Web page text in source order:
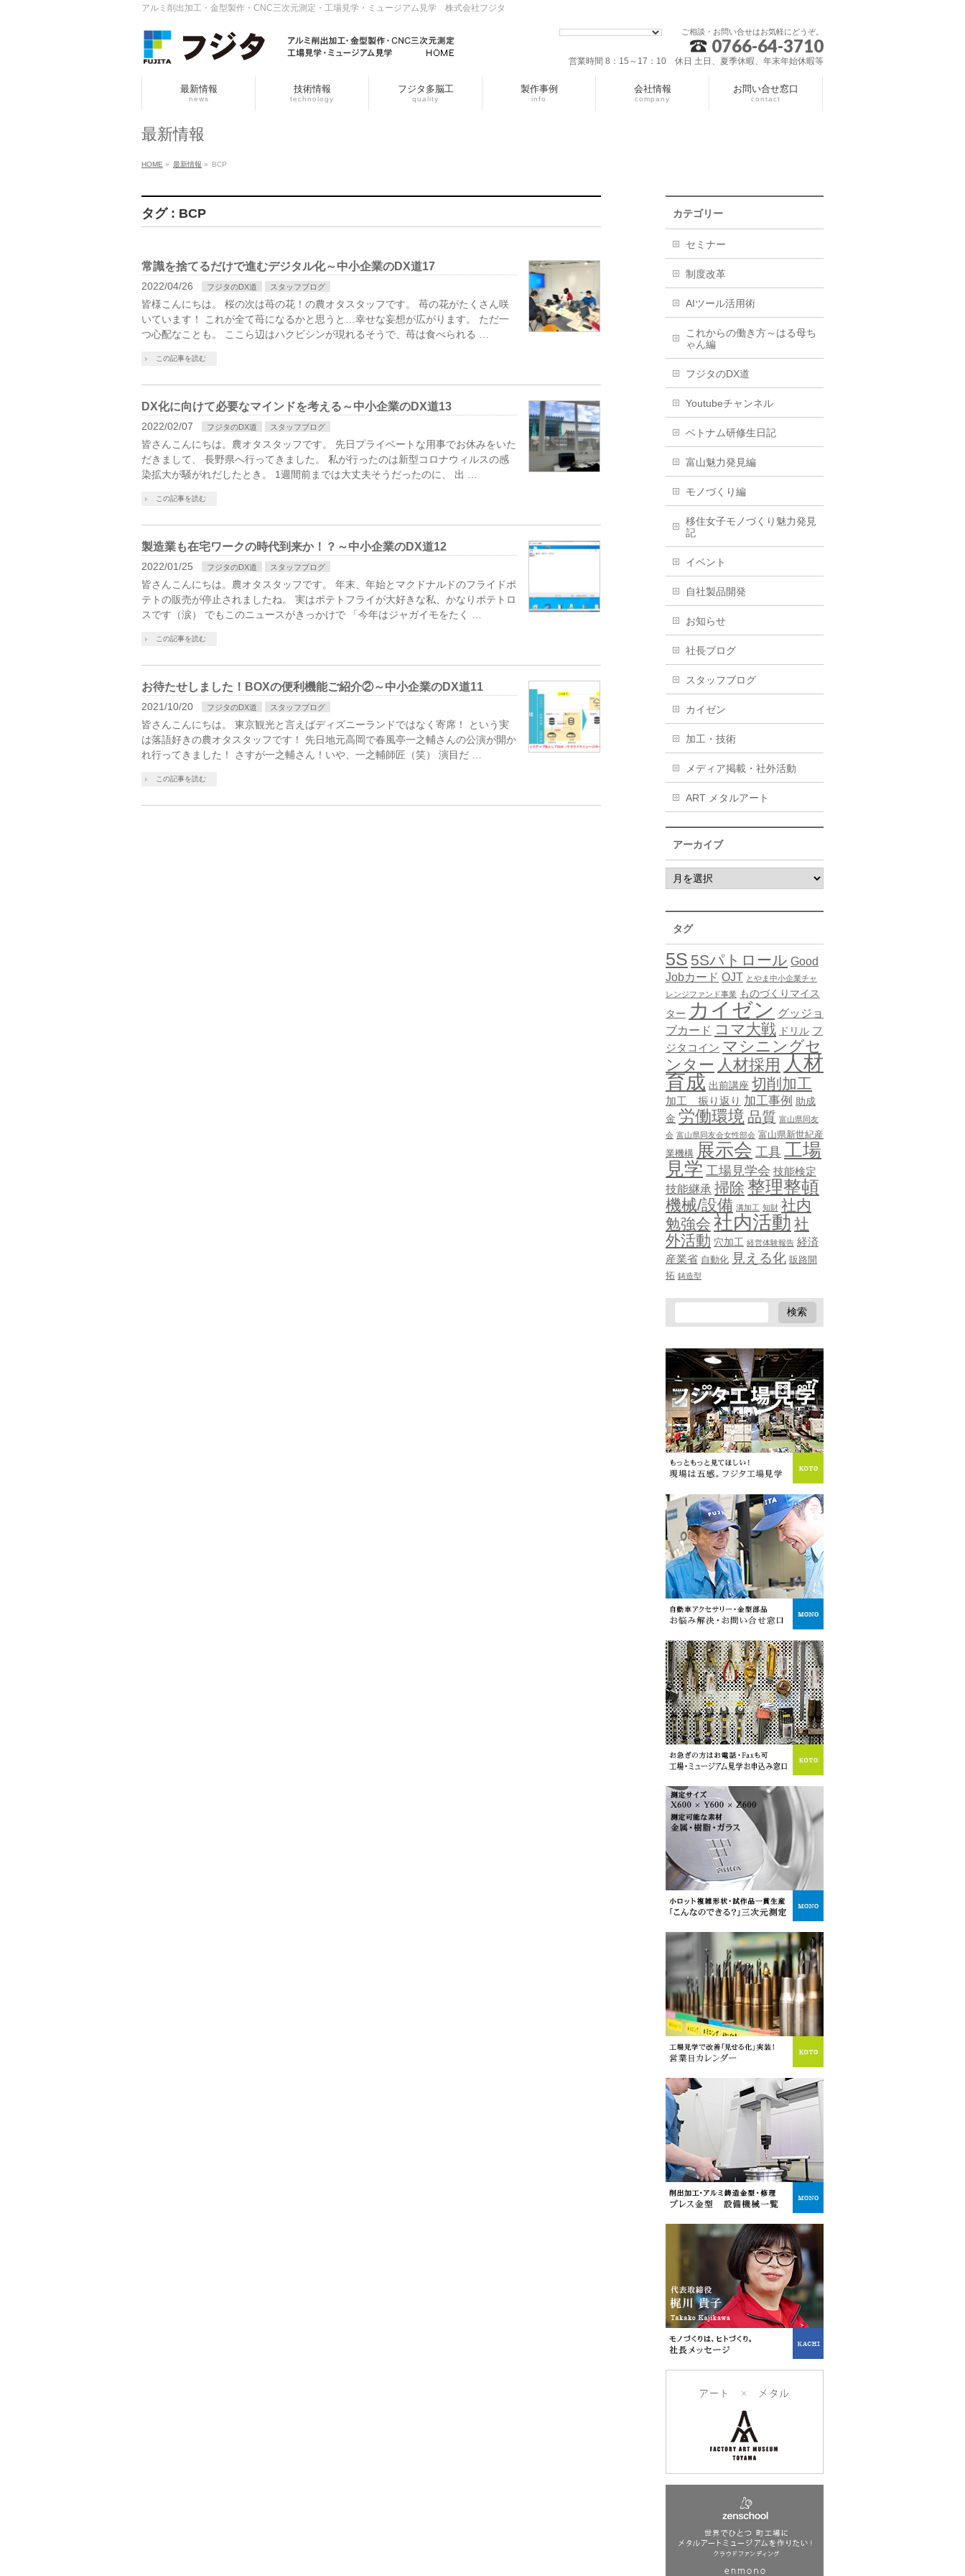
アルミ削出加工・金型製作・CNC三次元測定・工場見学・ミュージアム見学 株式会社フジタ
ご相談・お問い合せはお気軽にどうぞ。
0766-64-3710
営業時間 8：15～17：10 休日 土日、夏季休暇、年末年始休暇等
最新情報
news
技術情報
technology
フジタ多脳工
quality
製作事例
info
会社情報
company
お問い合せ窓口
contact
最新情報
HOME » 最新情報 » BCP
タグ : BCP
常識を捨てるだけで進むデジタル化～中小企業のDX道17
2022/04/26 フジタのDX道 スタッフブログ
皆様こんにちは。 桜の次は苺の花！の農オタスタッフです。 苺の花がたくさん咲
いています！ これが全て苺になるかと思うと…幸せな妄想が広がります。 ただ一
つ心配なことも。 ここら辺はハクビシンが現れるそうで、苺は食べられる …
この記事を読む
DX化に向けて必要なマインドを考える～中小企業のDX道13
2022/02/07 フジタのDX道 スタッフブログ
皆さんこんにちは。農オタスタッフです。 先日プライベートな用事でお休みをいた
だきまして、 長野県へ行ってきました。 私が行ったのは新型コロナウィルスの感
染拡大が騒がれだしたとき。 1週間前までは大丈夫そうだったのに、 出 …
この記事を読む
製造業も在宅ワークの時代到来か！？～中小企業のDX道12
2022/01/25 フジタのDX道 スタッフブログ
皆さんこんにちは。農オタスタッフです。 年末、年始とマクドナルドのフライドポ
テトの販売が停止されましたね。 実はポテトフライが大好きな私、かなりポテトロ
スです（涙） でもこのニュースがきっかけで 「今年はジャガイモをたく …
この記事を読む
お待たせしました！BOXの便利機能ご紹介②～中小企業のDX道11
2021/10/20 フジタのDX道 スタッフブログ
皆さんこんにちは。 東京観光と言えばディズニーランドではなく寄席！ という実
は落語好きの農オタスタッフです！ 先日地元高岡で春風亭一之輔さんの公演が開か
れ行ってきました！ さすが一之輔さん！いや、一之輔師匠（笑） 演目だ …
この記事を読む
カテゴリー
セミナー
制度改革
AIツール活用術
これからの働き方～はる母ち
ゃん編
フジタのDX道
Youtubeチャンネル
ベトナム研修生日記
富山魅力発見編
モノづくり編
移住女子モノづくり魅力発見
記
イベント
自社製品開発
お知らせ
社長ブログ
スタッフブログ
カイゼン
加工・技術
メディア掲載・社外活動
ART メタルアート
アーカイブ
タグ
5S 5Sパトロール Good
Jobカード OJT とやま中小企業チャ
レンジファンド事業 ものづくりマイス
ター カイゼン グッジョ
ブカード コマ大戦 ドリル フ
ジタコイン マシニングセ
ンター 人材採用 人材
育成 出前講座 切削加工
加工 振り返り 加工事例 助成
金 労働環境 品質 富山県同友
会 富山県同友会女性部会 富山県新世紀産
業機構 展示会 工具 工場
見学 工場見学会 技能検定
技能継承 掃除 整理整頓
機械/設備 溝加工 知財 社内
勉強会 社内活動 社
外活動 穴加工 経営体験報告 経済
産業省 自動化 見える化 販路開
拓 鋳造型